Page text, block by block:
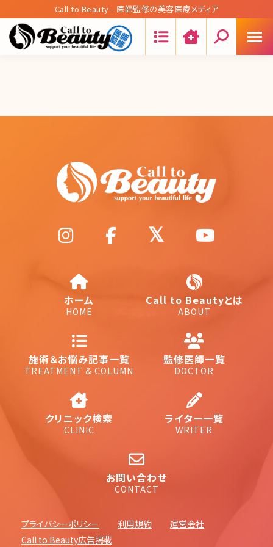
Call to Beauty - 医師監修の美容医療メディア
ホーム
HOME
Call to Beautyとは
ABOUT
施術＆お悩み記事一覧
TREATMENT & COLUMN
監修医師一覧
DOCTOR
クリニック検索
CLINIC
ライター一覧
WRITER
お問い合わせ
CONTACT
プライバシーポリシー 利用規約
運営会社
Call to Beauty広告掲載